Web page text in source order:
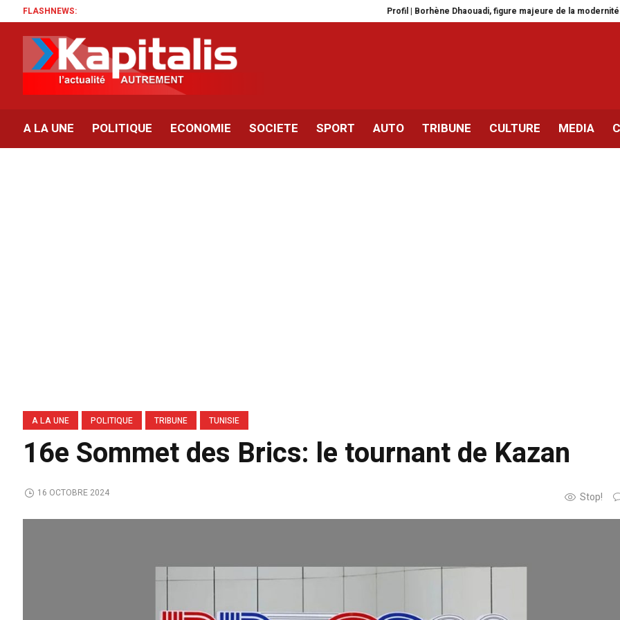
FLASHNEWS: Profil | Borhène Dhaouadi, figure majeure de la modernité urbaine
A LA UNE POLITIQUE ECONOMIE SOCIETE SPORT AUTO TRIBUNE CULTURE MEDIA
A LA UNE POLITIQUE TRIBUNE TUNISIE
16e Sommet des Brics: le tournant de Kazan
Stop!
16 OCTOBRE 2024